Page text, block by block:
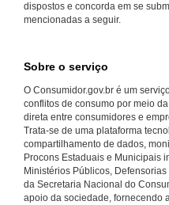
dispostos e concorda em se
mencionadas a seguir.
Sobre o serviço
O Consumidor.gov.br é um
conflitos de consumo por meio
direta entre consumidores e
Trata-se de uma plataforma
compartilhamento de dados,
Procons Estaduais e Municipais
Ministérios Públicos,
da Secretaria Nacional do
apoio da sociedade, fornecendo